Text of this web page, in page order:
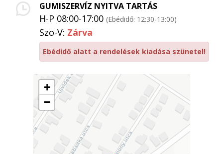
+
−
GUMISZERVÍZ NYITVA TARTÁS
H-P 08:00-17:00 (Ebédidő: 12:30-13:00)
Szo-V: Zárva
Ebédidő alatt a rendelések kiadása szünetel!